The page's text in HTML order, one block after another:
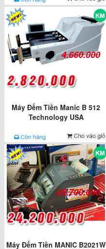
4.660.000
Máy Đếm Tiền Manic B 512
Technology USA
25.700.000
Máy Đếm Tiền MANIC B2021W